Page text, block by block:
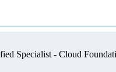
Specialist - Cloud